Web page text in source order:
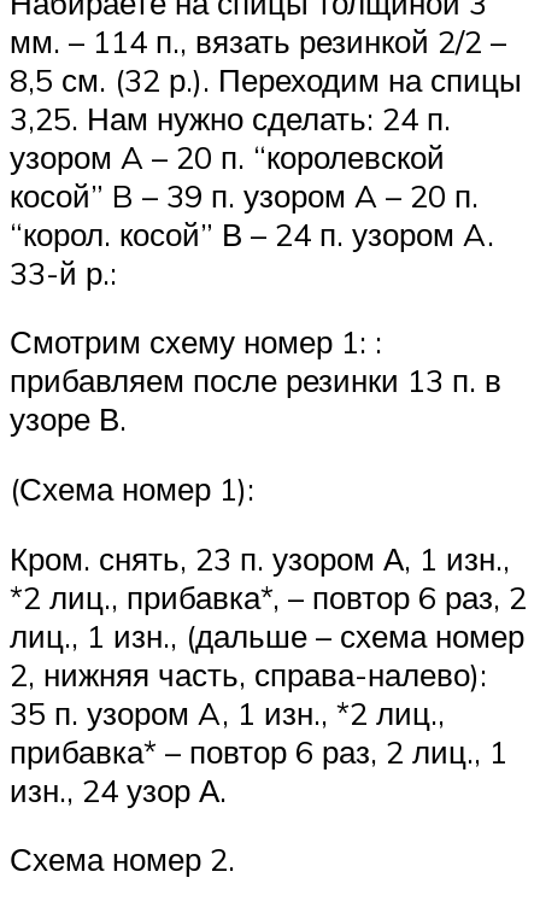
мм. – 114 п., вязать резинкой 2/2 –
8,5 см. (32 р.). Переходим на спицы
3,25. Нам нужно сделать: 24 п.
узором A – 20 п. “королевской
косой” B – 39 п. узором A – 20 п.
“корол. косой” В – 24 п. узором A.
33-й р.:
Смотрим схему номер 1: :
прибавляем после резинки 13 п. в
узоре В.
(Схема номер 1):
Кром. снять, 23 п. узором А, 1 изн.,
*2 лиц., прибавка*, – повтор 6 раз, 2
лиц., 1 изн., (дальше – схема номер
2, нижняя часть, справа-налево):
35 п. узором A, 1 изн., *2 лиц.,
прибавка* – повтор 6 раз, 2 лиц., 1
изн., 24 узор А.
Схема номер 2.